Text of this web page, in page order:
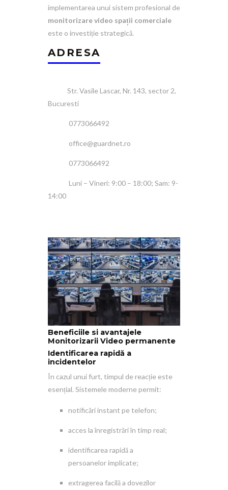
implementarea unui sistem profesional de
monitorizare video spații comerciale
este o investiție strategică.
ADRESA
Str. Vasile Lascar, Nr. 143, sector 2,
Bucuresti
0773066492
office@guardnet.ro
0773066492
Luni – Vineri: 9:00 – 18:00; Sam: 9-
14:00
Beneficiile si avantajele
Monitorizarii Video permanente
Identificarea rapidă a
incidentelor
În cazul unui furt, timpul de reacție este
esențial. Sistemele moderne permit:
notificări instant pe telefon;
acces la înregistrări în timp real;
identificarea rapidă a
persoanelor implicate;
extragerea facilă a dovezilor